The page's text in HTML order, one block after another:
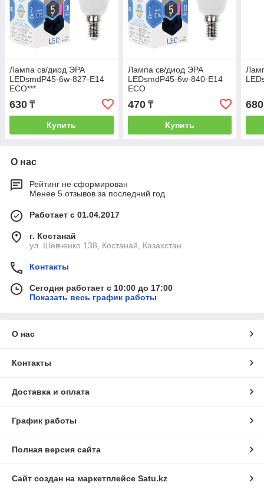
Лампа св/диод ЭРА
LEDsmdP45-6w-827-E14
ECO***
630 ₸
Купить
Лампа св/диод ЭРА
LEDsmdP45-6w-840-E14
ECO
470₸
Купить
680
О нас
Рейтинг не сформирован
Менее 5 отзывов за последний год
Работает с 01.04.2017
г. Костанай
ул. Шевченко 138, Костанай, Казахстан
Контакты
Сегодня работает с 10:00 до 17:00
Показать весь график работы
О нас
Контакты
Доставка и оплата
График работы
Полная версия сайта
Сайт создан на маркетплейсе Satu.kz